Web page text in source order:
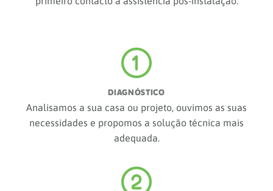
ASSISTÊNCIA PERMANENTE
Suporte rápido, manutenção programada e garantia
robusta para que o seu sistema se mantenha eficiente
durante anos.